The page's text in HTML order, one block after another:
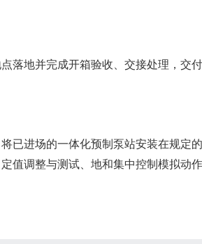
地并完成开箱验收、交接处理，交付
进场的一体化预制泵站安装在规定
值调整与测试、地和集中控制模拟动